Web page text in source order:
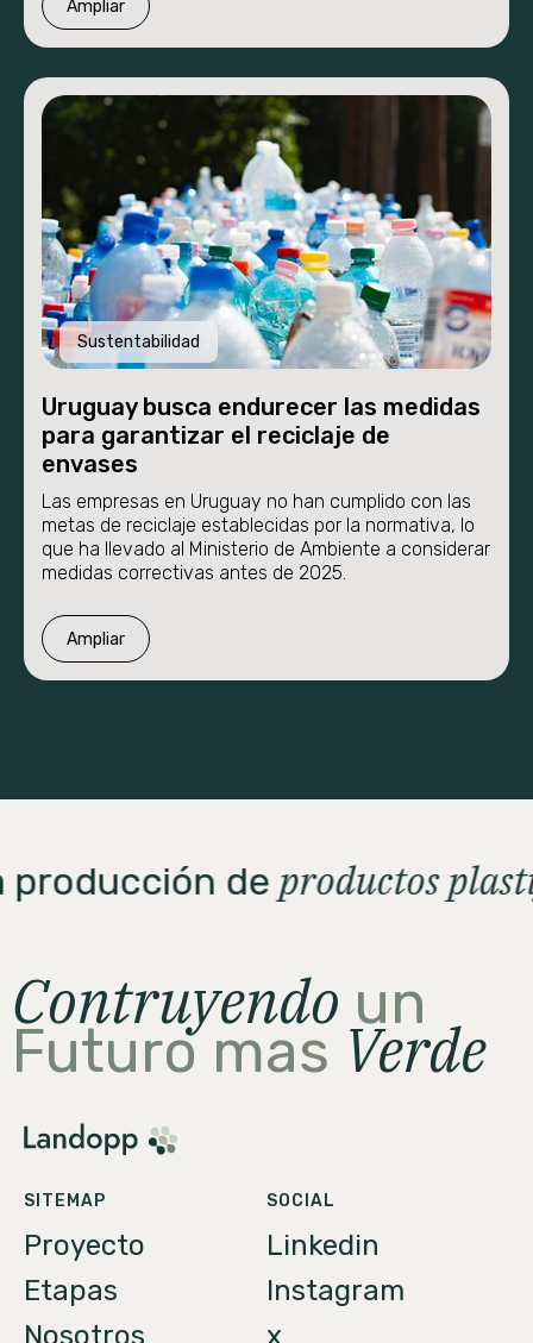
Ampliar
Sustentabilidad
Uruguay busca endurecer las medidas
para garantizar el reciclaje de
envases
Las empresas en Uruguay no han cumplido con las
metas de reciclaje establecidas por la normativa, lo
que ha llevado al Ministerio de Ambiente a considerar
medidas correctivas antes de 2025.
Ampliar
producción deproductos
Contruyendo un
Futuro mas Verde
SITEMAP
Proyecto
Etapas
Nosotros
SOCIAL
Linkedin
Instagram
x